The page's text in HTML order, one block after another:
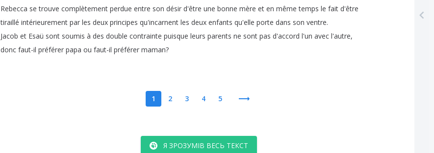
Rebecca se trouve complètement perdue entre son désir d'être une bonne mère et en même temps le fait d'être
tiraillé intérieurement par les deux principes qu'incarnent les deux enfants qu'elle porte dans son ventre.
Jacob et Esaü sont soumis à des double contrainte puisque leurs parents ne sont pas d'accord l'un avec l'autre,
donc faut-il préférer papa ou faut-il préférer maman?
1 2 3 4 5
Я ЗРОЗУМІВ ВЕСЬ ТЕКСТ